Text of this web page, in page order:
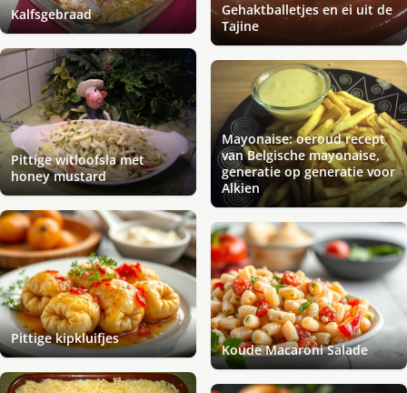
Gehaktballetjes en ei uit de
Tajine
Kalfsgebraad
Pittige witloofsla met
honey mustard
Mayonaise: oeroud recept
van Belgische mayonaise,
generatie op generatie voor
Alkien
Pittige kipkluifjes
Koude Macaroni Salade